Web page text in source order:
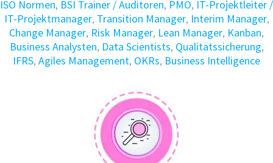
ISO Normen, BSI Trainer / Auditoren, PMO, IT-Projektleiter /
IT-Projektmanager, Transition Manager, Interim Manager,
Change Manager, Risk Manager, Lean Manager, Kanban,
Business Analysten, Data Scientists, Qualitätssicherung,
IFRS, Agiles Management, OKRs, Business Intelligence